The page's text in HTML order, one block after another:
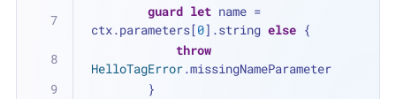
guard let name =
ctx.parameters[0].string else {
throw
HelloTagError.missingNameParameter
        }